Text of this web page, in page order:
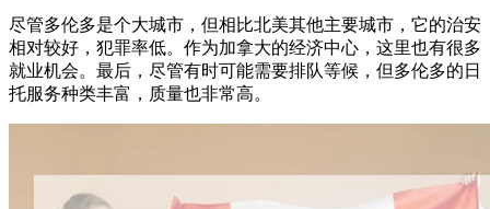
尽管多伦多是个大城市，但相比北美其他主要城市，它的治安
相对较好，犯罪率低。作为加拿大的经济中心，这里也有很多
就业机会。最后，尽管有时可能需要排队等候，但多伦多的日
托服务种类丰富，质量也非常高。